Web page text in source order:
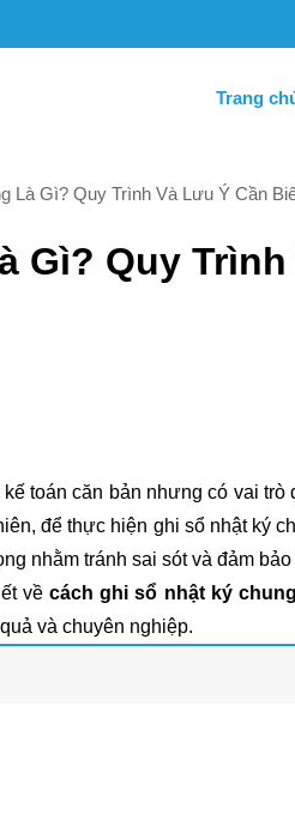
Trang
Là Gì? Quy Trình Và Lưu Ý Cần
Gì? Quy
toán căn bản nhưng có vai
để thực hiện ghi sổ nhật ký
nhằm tránh sai sót và đảm
vềcách ghi sổ nhật ký chung
và chuyên nghiệp.